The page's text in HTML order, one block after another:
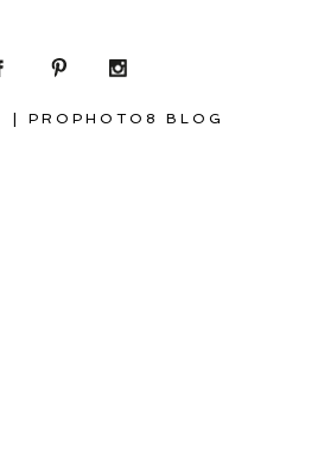
PROPHOTO8 BLOG